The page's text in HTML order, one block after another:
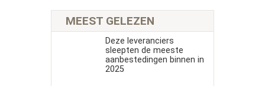
MEEST GELEZEN
Deze leveranciers
sleepten de meeste
aanbestedingen binnen in
2025